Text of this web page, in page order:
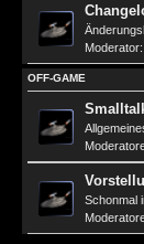
Moderator:
OFF-GAME
Schonmal